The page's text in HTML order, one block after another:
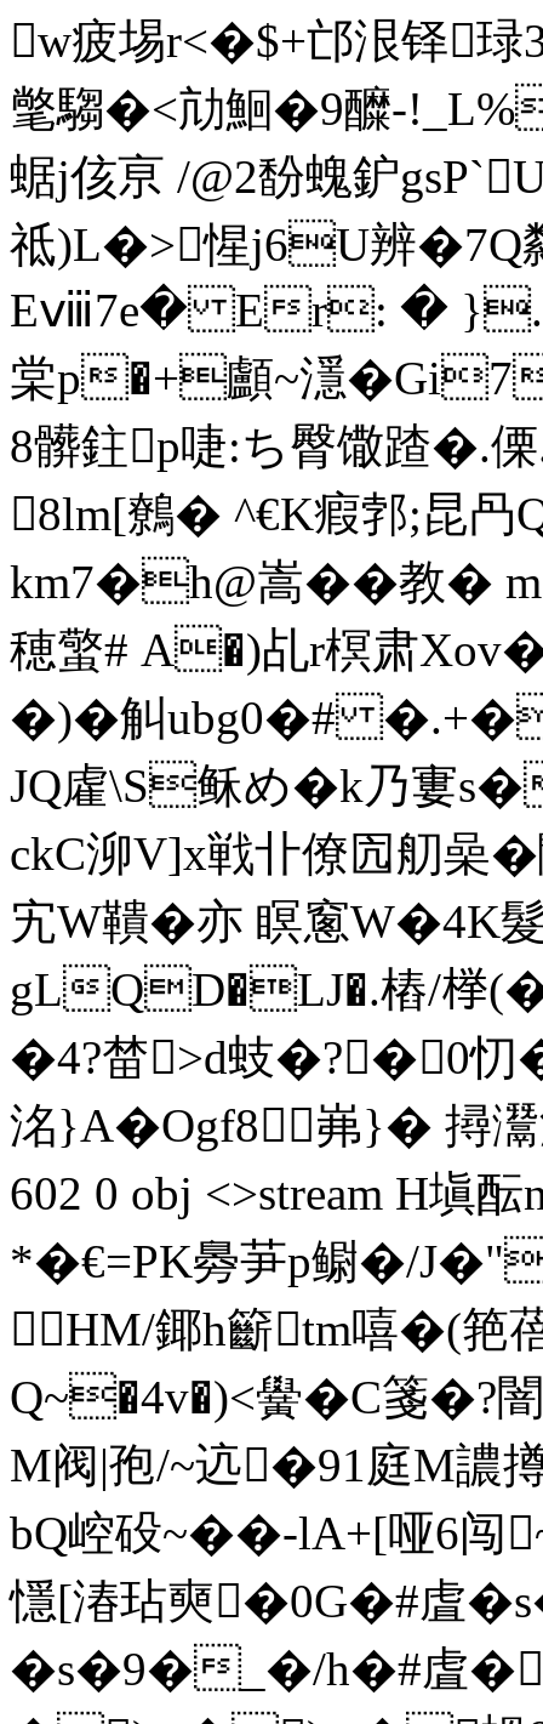
w疲埸r<�$+邙泿铎
氅騶�<劥鮰�9醾-
蜛j侅亰 /@2馚螝鈩
祗)L�>惺j6U辨
Eⅷ7e� Er: �
棠p�+顱~濦�Gi7
8髒鉒p啑:ち臀馓蹅�.
8lm[鷯� ^€K瘕郣;昆冎
km7�h@嵩��教�
穂蟼# A�)乩r榠肃
�)�觓ubg0�# �.+�
JQ雐\S稣 め�k乃
ckC泖V]x戦卝僚囥舠喿�
宄W鞼� 亦 瞑窻
gLQD�LJ�.樁/﨔
�4?榃>d蚑�?�0忉�.
洺}A�Ogf8岪}� 撏灊
602 0 obj <>stream H塡
*�€=PK臱芛p鳚�/
HМ/鎁h籪tm嘻�(
Q~�4v�)<黌�C箋�?
M阀|孢/~迒�91庭M譨
bQ崆砓~��-lA+[哑6闯
懚[湷玷奭�0G�#虘
�s�9�_�/h�#虘